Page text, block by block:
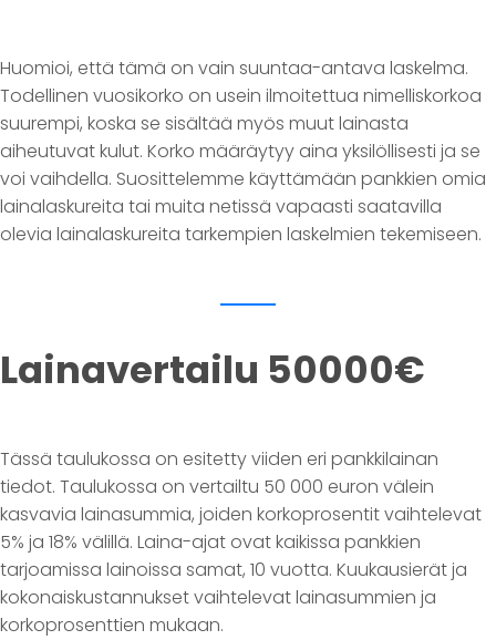
Huomioi, että tämä on vain suuntaa-antava laskelma.
Todellinen vuosikorko on usein ilmoitettua nimelliskorkoa
suurempi, koska se sisältää myös muut lainasta
aiheutuvat kulut. Korko määräytyy aina yksilöllisesti ja se
voi vaihdella. Suosittelemme käyttämään pankkien omia
lainalaskureita tai muita netissä vapaasti saatavilla
olevia lainalaskureita tarkempien laskelmien tekemiseen.
Lainavertailu 50000€
Tässä taulukossa on esitetty viiden eri pankkilainan
tiedot. Taulukossa on vertailtu 50 000 euron välein
kasvavia lainasummia, joiden korkoprosentit vaihtelevat
5% ja 18% välillä. Laina-ajat ovat kaikissa pankkien
tarjoamissa lainoissa samat, 10 vuotta. Kuukausierät ja
kokonaiskustannukset vaihtelevat lainasummien ja
korkoprosenttien mukaan.